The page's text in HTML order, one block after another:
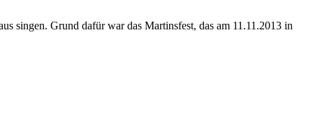
singen. Grund dafür war das Martinsfest, das am 11.11.2013 in